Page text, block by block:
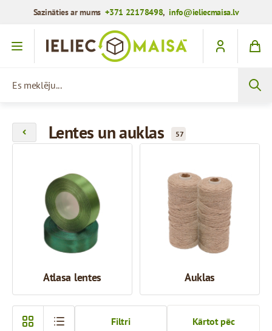
Sazināties ar mums+371 22178498,info@ieliecmaisa.lv
Iet uz saturu
Lentes un auklas 57
Atlasa lentes Auklas
Kārtot pēc
Filtri